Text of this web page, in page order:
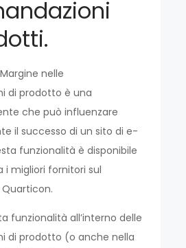
nelle
di prodotto è una
che può influenzare
il successo di un sito di e-
funzionalità è disponibile
i migliori fornitori sul
funzionalità all’interno delle
di prodotto (o anche nella